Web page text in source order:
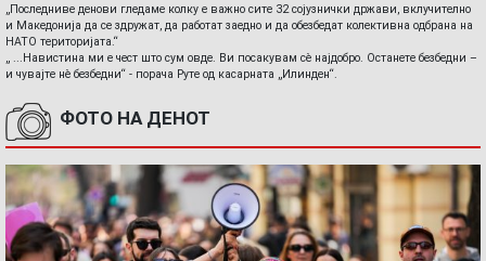
„Последниве денови гледаме колку е важно сите 32 сојузнички држави, вклучително
и Македонија да се здружат, да работат заедно и да обезбедат колективна одбрана на
НАТО територијата.“
„ ...Навистина ми е чест што сум овде. Ви посакувам сè најдобро. Останете безбедни –
и чувајте нè безбедни“ - порача Руте од касарната „Илинден“.
ФОТО НА ДЕНОТ